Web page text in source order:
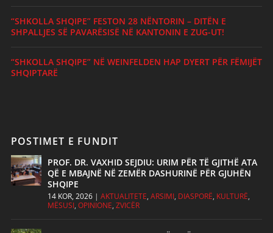
“SHKOLLA SHQIPE” FESTON 28 NËNTORIN – DITËN E
SHPALLJES SË PAVARËSISË NË KANTONIN E ZUG-UT!
“SHKOLLA SHQIPE” NË WEINFELDEN HAP DYERT PËR FËMIJËT
SHQIPTARË
POSTIMET E FUNDIT
PROF. DR. VAXHID SEJDIU: URIM PËR TË GJITHË ATA
QË E MBAJNË NË ZEMËR DASHURINË PËR GJUHËN
SHQIPE
14 KOR, 2026| AKTUALITETE, ARSIMI, DIASPORË, KULTURË,
MËSUSI, OPINIONE, ZVICËR